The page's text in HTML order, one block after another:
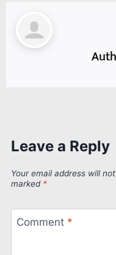
Leave a Reply
Your email address will
marked *
Comment *